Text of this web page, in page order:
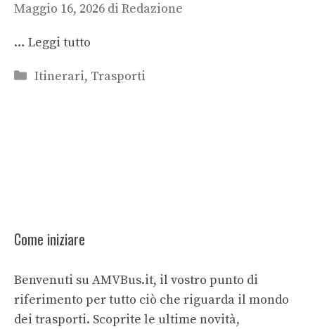
Maggio 16, 2026 di Redazione
… Leggi tutto
Categorie
Itinerari, Trasporti
Come iniziare
Benvenuti su AMVBus.it, il vostro punto di
riferimento per tutto ciò che riguarda il mondo
dei trasporti. Scoprite le ultime novità,